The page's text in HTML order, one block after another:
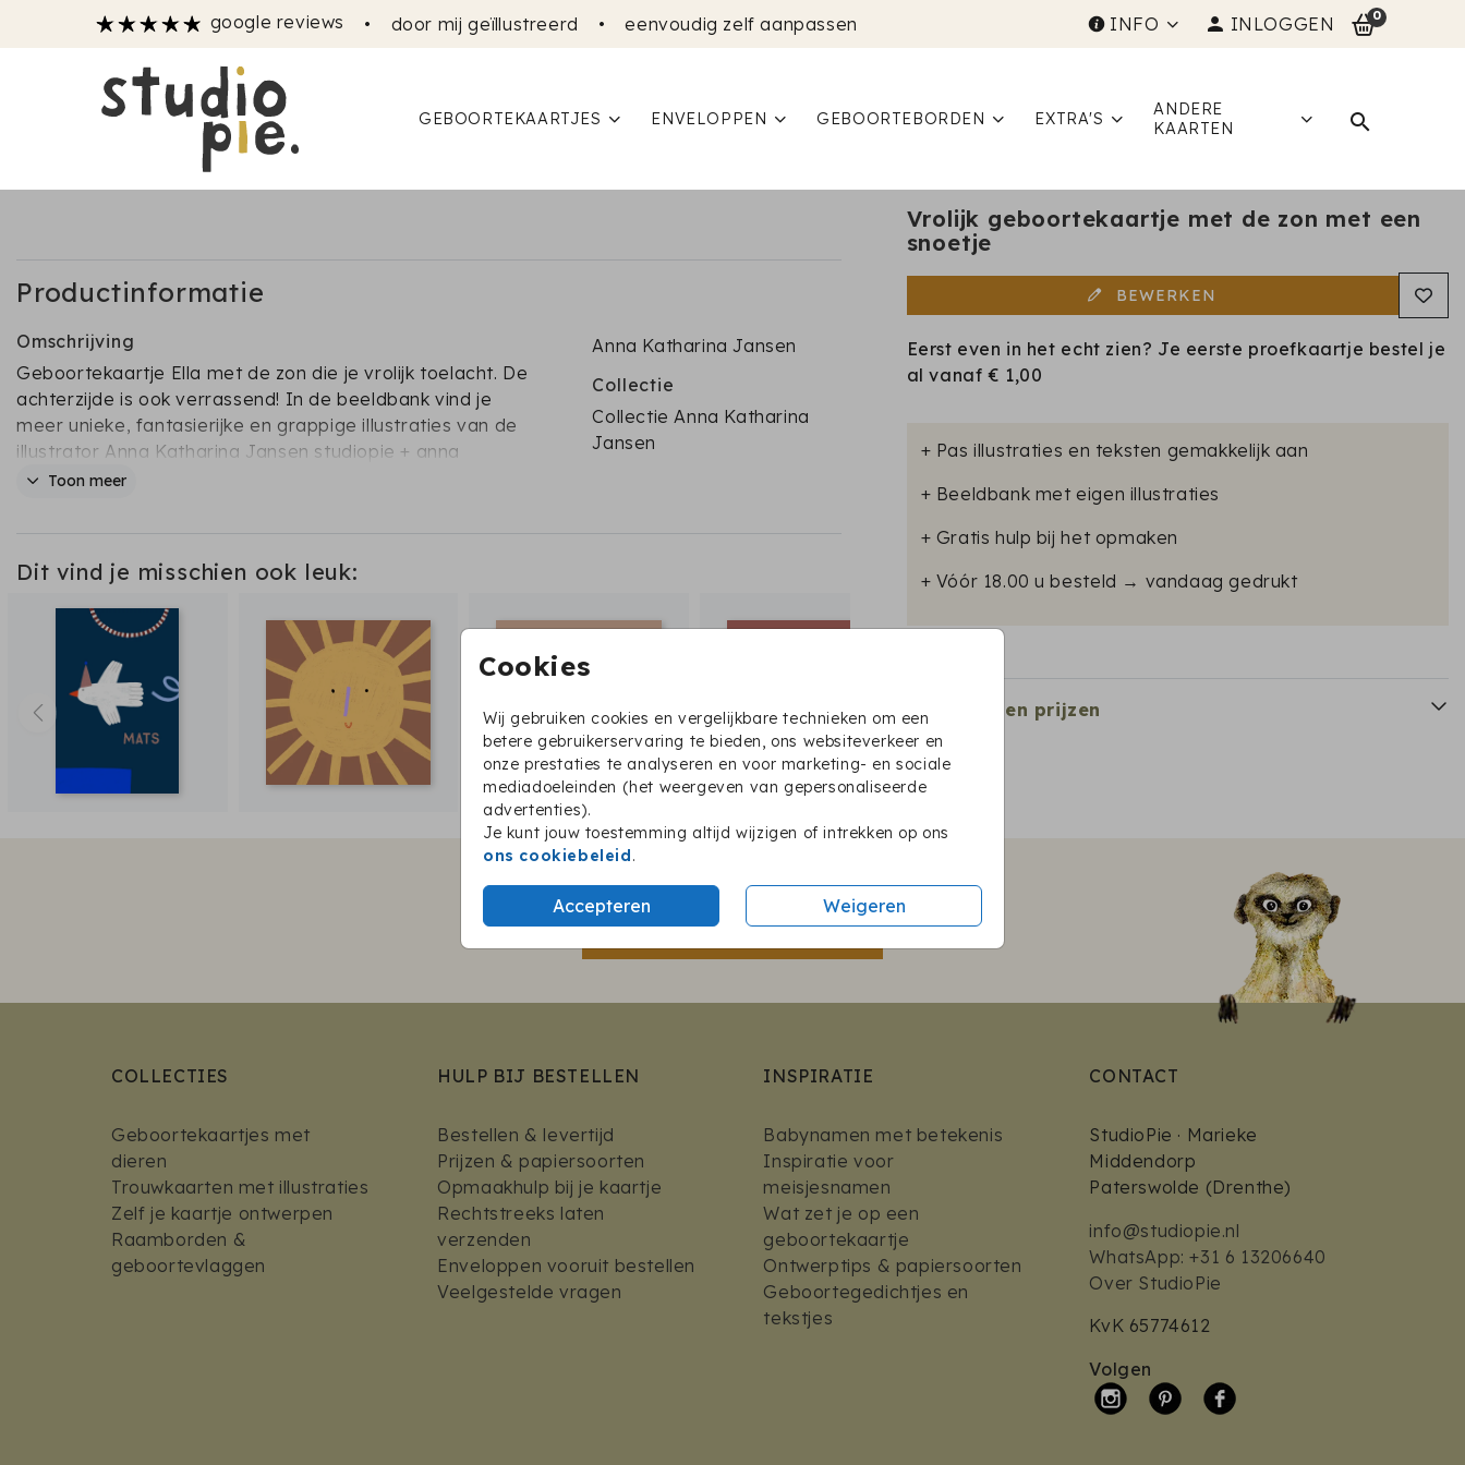
google reviews • door mij geïllustreerd • eenvoudig zelf aanpassen INFO INLOGGEN 0
GEBOORTEKAARTJES ENVELOPPEN GEBOORTEBORDEN EXTRA'S
ANDERE
KAARTEN
Cookies
Wij gebruiken cookies en vergelijkbare technieken om een
betere gebruikerservaring te bieden, ons websiteverkeer en
onze prestaties te analyseren en voor marketing- en sociale
mediadoeleinden (het weergeven van gepersonaliseerde
advertenties).
Je kunt jouw toestemming altijd wijzigen of intrekken op ons
ons cookiebeleid.
Accepteren Weigeren
Productinformatie
Omschrijving
Geboortekaartje Ella met de zon die je vrolijk toelacht. De
achterzijde is ook verrassend! In de beeldbank vind je
meer unieke, fantasierijke en grappige illustraties van de
illustrator Anna Katharina Jansen studiopie + anna
katharina jansen
Toon meer
Anna Katharina Jansen
Collectie
Collectie Anna Katharina
Jansen
Dit vind je misschien ook leuk:
Vrolijk geboortekaartje met de zon met een
snoetje
BEWERKEN
Eerst even in het echt zien? Je eerste proefkaartje bestel je
al vanaf € 1,00
+ Pas illustraties en teksten gemakkelijk aan
+ Beeldbank met eigen illustraties
+ Gratis hulp bij het opmaken
+ Vóór 18.00 u besteld → vandaag gedrukt
Formaten en prijzen
Twijfel je nog?
COLLECTIES
Geboortekaartjes met
dieren
Trouwkaarten met illustraties
Zelf je kaartje ontwerpen
Raamborden &
geboortevlaggen
HULP BIJ BESTELLEN
Bestellen & levertijd
Prijzen & papiersoorten
Opmaakhulp bij je kaartje
Rechtstreeks laten
verzenden
Enveloppen vooruit bestellen
Veelgestelde vragen
INSPIRATIE
Babynamen met betekenis
Inspiratie voor
meisjesnamen
Wat zet je op een
geboortekaartje
Ontwerptips & papiersoorten
Geboortegedichtjes en
tekstjes
CONTACT
StudioPie · Marieke
Middendorp
Paterswolde (Drenthe)
info@studiopie.nl
WhatsApp: +31 6 13206640
Over StudioPie
KvK 65774612
Volgen